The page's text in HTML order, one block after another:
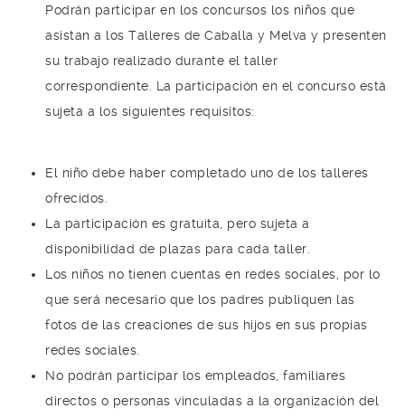
Podrán participar en los concursos los niños que
asistan a los Talleres de Caballa y Melva y presenten
su trabajo realizado durante el taller
correspondiente. La participación en el concurso está
sujeta a los siguientes requisitos:
El niño debe haber completado uno de los talleres
ofrecidos.
La participación es gratuita, pero sujeta a
disponibilidad de plazas para cada taller.
Los niños no tienen cuentas en redes sociales, por lo
que será necesario que los padres publiquen las
fotos de las creaciones de sus hijos en sus propias
redes sociales.
No podrán participar los empleados, familiares
directos o personas vinculadas a la organización del